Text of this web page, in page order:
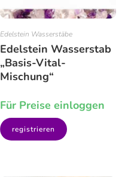
Edelstein Wasserstäbe
Edelstein Wasserstab
„Basis-Vital-
Mischung“
Für Preise einloggen
registrieren